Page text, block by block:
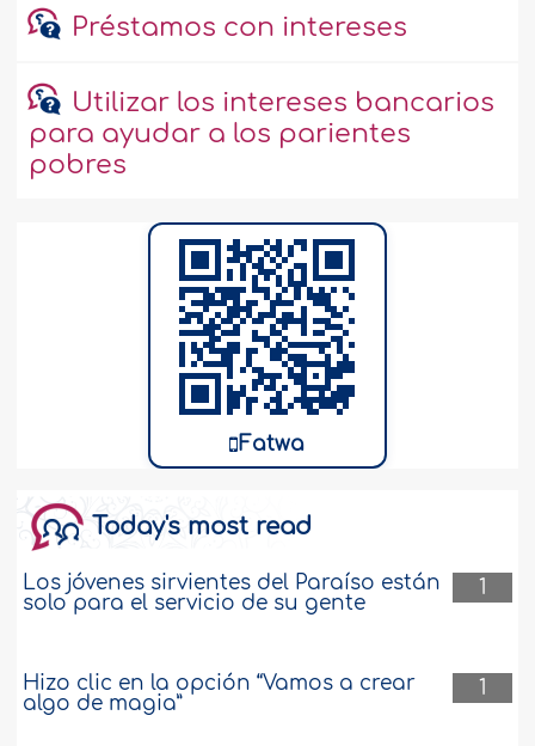
Préstamos con intereses
Utilizar los intereses bancarios
para ayudar a los parientes
pobres
Fatwa
Today's most read
1
Los jóvenes sirvientes del Paraíso están
solo para el servicio de su gente
1
Hizo clic en la opción “Vamos a crear
algo de magia”